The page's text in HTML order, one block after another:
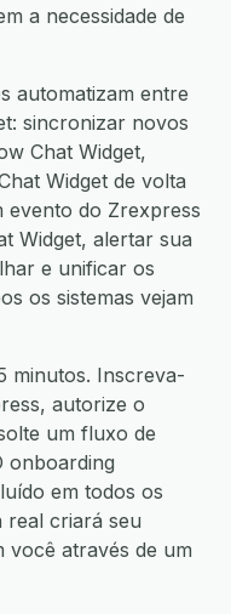
a necessidade de
automatizam entre
sincronizar novos
Chat Widget,
Widget de volta
evento do Zrexpress
Widget, alertar sua
e unificar os
os sistemas vejam
minutos. Inscreva-
autorize o
um fluxo de
onboarding
em todos os
criará seu
através de um